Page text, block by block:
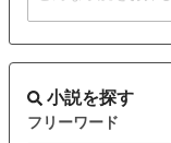
小説を探す
フリーワード